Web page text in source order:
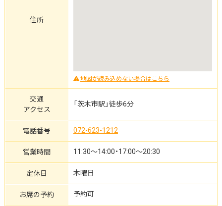
住所
地図が読み込めない場合はこちら
交通
アクセス
「茨木市駅」徒歩6分
電話番号 072-623-1212
営業時間 11:30～14:00・17:00～20:30
定休日 木曜日
お席の予約 予約可